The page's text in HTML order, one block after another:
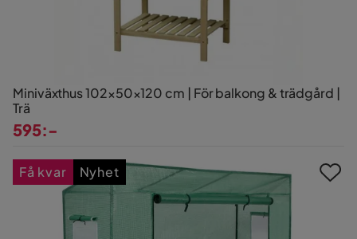
Miniväxthus 102×50×120 cm | För balkong & trädgård |
Trä
595:-
Få kvar Nyhet